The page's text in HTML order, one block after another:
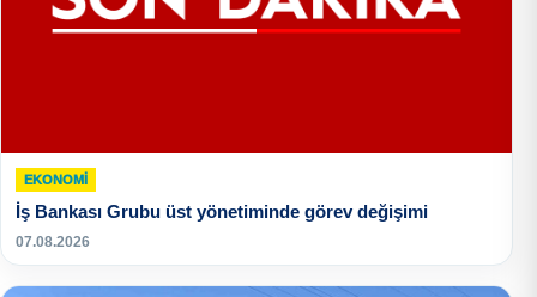
EKONOMI
İş Bankası Grubu üst yönetiminde görev değişimi
07.08.2026